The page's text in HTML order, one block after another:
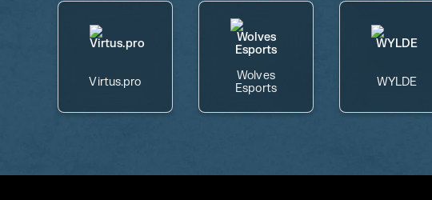
Virtus.pro
Wolves
Esports
WYLDE